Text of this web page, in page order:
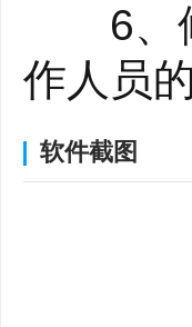
6、修
作人员
软件截图